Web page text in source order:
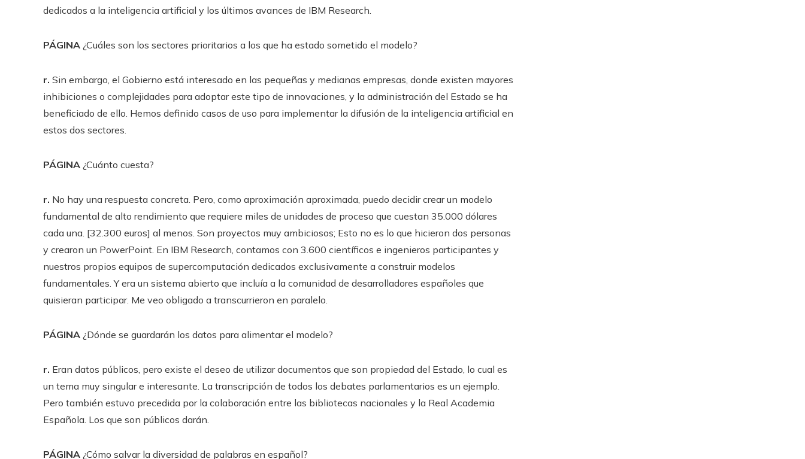
dedicados a la inteligencia artificial y los últimos avances de IBM Research.
PÁGINA ¿Cuáles son los sectores prioritarios a los que ha estado sometido el modelo?
r. Sin embargo, el Gobierno está interesado en las pequeñas y medianas empresas, donde existen mayores
inhibiciones o complejidades para adoptar este tipo de innovaciones, y la administración del Estado se ha
beneficiado de ello. Hemos definido casos de uso para implementar la difusión de la inteligencia artificial en
estos dos sectores.
PÁGINA ¿Cuánto cuesta?
r. No hay una respuesta concreta. Pero, como aproximación aproximada, puedo decidir crear un modelo
fundamental de alto rendimiento que requiere miles de unidades de proceso que cuestan 35.000 dólares
cada una. [32.300 euros] al menos. Son proyectos muy ambiciosos; Esto no es lo que hicieron dos personas
y crearon un PowerPoint. En IBM Research, contamos con 3.600 científicos e ingenieros participantes y
nuestros propios equipos de supercomputación dedicados exclusivamente a construir modelos
fundamentales. Y era un sistema abierto que incluía a la comunidad de desarrolladores españoles que
quisieran participar. Me veo obligado a transcurrieron en paralelo.
PÁGINA ¿Dónde se guardarán los datos para alimentar el modelo?
r. Eran datos públicos, pero existe el deseo de utilizar documentos que son propiedad del Estado, lo cual es
un tema muy singular e interesante. La transcripción de todos los debates parlamentarios es un ejemplo.
Pero también estuvo precedida por la colaboración entre las bibliotecas nacionales y la Real Academia
Española. Los que son públicos darán.
PÁGINA ¿Cómo salvar la diversidad de palabras en español?